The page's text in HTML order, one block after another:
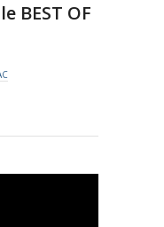
BEST OF